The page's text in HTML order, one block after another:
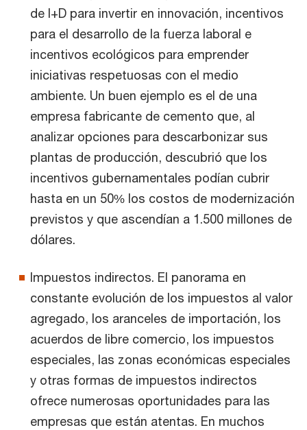
de I+D para invertir en innovación, incentivos
para el desarrollo de la fuerza laboral e
incentivos ecológicos para emprender
iniciativas respetuosas con el medio
ambiente. Un buen ejemplo es el de una
empresa fabricante de cemento que, al
analizar opciones para descarbonizar sus
plantas de producción, descubrió que los
incentivos gubernamentales podían cubrir
hasta en un 50% los costos de modernización
previstos y que ascendían a 1.500 millones de
dólares.
Impuestos indirectos. El panorama en
constante evolución de los impuestos al valor
agregado, los aranceles de importación, los
acuerdos de libre comercio, los impuestos
especiales, las zonas económicas especiales
y otras formas de impuestos indirectos
ofrece numerosas oportunidades para las
empresas que están atentas. En muchos